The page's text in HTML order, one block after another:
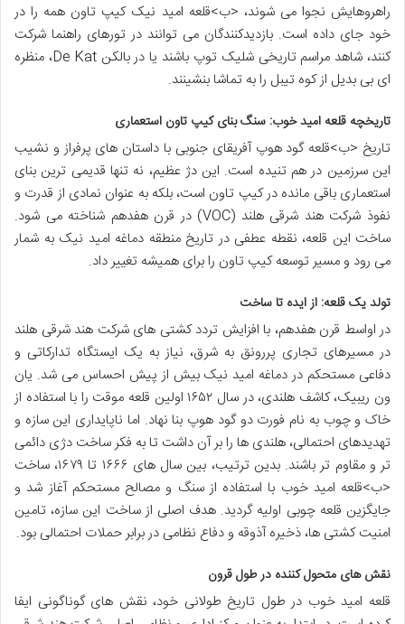
راهروهایش نجوا می شوند، <ب>قلعه امید نیک کیپ تاون همه را در
خود جای داده است. بازدیدکنندگان می توانند در تورهای راهنما شرکت
کنند، شاهد مراسم تاریخی شلیک توپ باشند یا در بالکن De Kat، منظره
ای بی بدیل از کوه تیبل را به تماشا بنشینند.
تاریخچه قلعه امید خوب: سنگ بنای کیپ تاون استعماری
تاریخ <ب>قلعه گود هوپ آفریقای جنوبی با داستان های پرفراز و نشیب
این سرزمین در هم تنیده است. این دژ عظیم، نه تنها قدیمی ترین بنای
استعماری باقی مانده در کیپ تاون است، بلکه به عنوان نمادی از قدرت و
نفوذ شرکت هند شرقی هلند (VOC) در قرن هفدهم شناخته می شود.
ساخت این قلعه، نقطه عطفی در تاریخ منطقه دماغه امید نیک به شمار
می رود و مسیر توسعه کیپ تاون را برای همیشه تغییر داد.
تولد یک قلعه: از ایده تا ساخت
در اواسط قرن هفدهم، با افزایش تردد کشتی های شرکت هند شرقی هلند
در مسیرهای تجاری پررونق به شرق، نیاز به یک ایستگاه تدارکاتی و
دفاعی مستحکم در دماغه امید نیک بیش از پیش احساس می شد. یان
ون ریبیک، کاشف هلندی، در سال ۱۶۵۲ اولین قلعه موقت را با استفاده از
خاک و چوب به نام فورت دو گود هوپ بنا نهاد. اما ناپایداری این سازه و
تهدیدهای احتمالی، هلندی ها را بر آن داشت تا به فکر ساخت دژی دائمی
تر و مقاوم تر باشند. بدین ترتیب، بین سال های ۱۶۶۶ تا ۱۶۷۹، ساخت
<ب>قلعه امید خوب با استفاده از سنگ و مصالح مستحکم آغاز شد و
جایگزین قلعه چوبی اولیه گردید. هدف اصلی از ساخت این سازه، تامین
امنیت کشتی ها، ذخیره آذوقه و دفاع نظامی در برابر حملات احتمالی بود.
نقش های متحول کننده در طول قرون
قلعه امید خوب در طول تاریخ طولانی خود، نقش های گوناگونی ایفا